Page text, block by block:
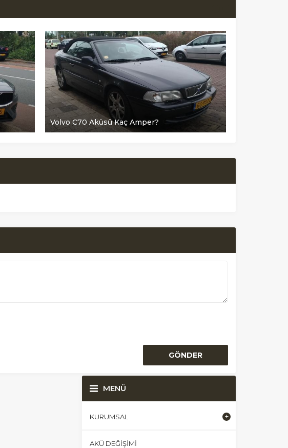
Volvo C70 Aküsü Kaç Amper?
MENÜ
KURUMSAL
AKÜ DEĞIŞIMI